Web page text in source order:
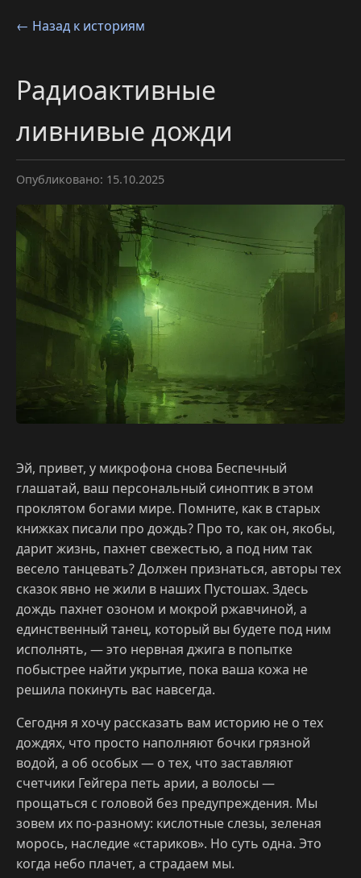
← Назад к историям
Радиоактивные
ливнивые дожди
Опубликовано: 15.10.2025
Эй, привет, у микрофона снова Беспечный
глашатай, ваш персональный синоптик в этом
проклятом богами мире. Помните, как в старых
книжках писали про дождь? Про то, как он, якобы,
дарит жизнь, пахнет свежестью, а под ним так
весело танцевать? Должен признаться, авторы тех
сказок явно не жили в наших Пустошах. Здесь
дождь пахнет озоном и мокрой ржавчиной, а
единственный танец, который вы будете под ним
исполнять, — это нервная джига в попытке
побыстрее найти укрытие, пока ваша кожа не
решила покинуть вас навсегда.
Сегодня я хочу рассказать вам историю не о тех
дождях, что просто наполняют бочки грязной
водой, а об особых — о тех, что заставляют
счетчики Гейгера петь арии, а волосы —
прощаться с головой без предупреждения. Мы
зовем их по-разному: кислотные слезы, зеленая
морось, наследие «стариков». Но суть одна. Это
когда небо плачет, а страдаем мы.